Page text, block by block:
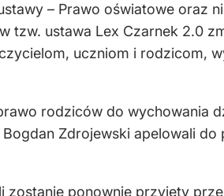
– Prawo oświatowe oraz
ustawa Lex Czarnek 2.0
uczniom i rodzicom,
rodziców do wychowania
Zdrojewski apelowali do
ponownie przyjęty